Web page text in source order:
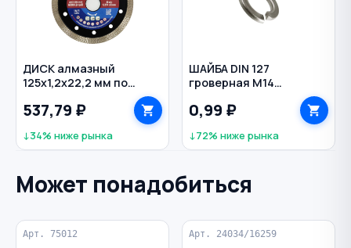
ДИСК алмазный
125х1,2х22,2 мм по
сплошной турбо
537,79 ₽
↓34% ниже рынка
ШАЙБА DIN 127
гроверная M14
0,99 ₽
↓72% ниже рынка
Может понадобиться
Арт. 75012 Арт. 24034/16259